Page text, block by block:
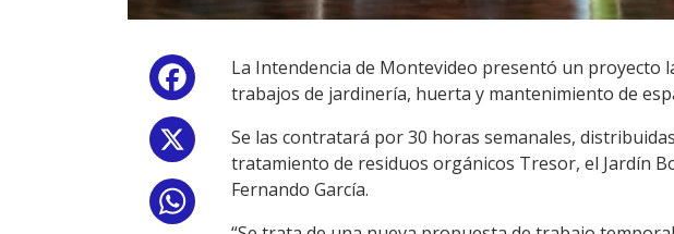
Facebook
La Intendencia de Montevideo presentó un proyecto
trabajos de jardinería, huerta y mantenimiento de
Se las contratará por 30 horas semanales,
tratamiento de residuos orgánicos Tresor, el Jardín
Fernando García.